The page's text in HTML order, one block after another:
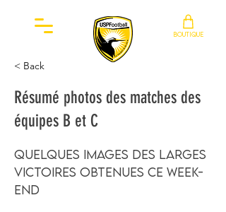
BOUTIQUE
< Back
Résumé photos des matches des
équipes B et C
Quelques images des larges
victoires obtenues ce week-
end